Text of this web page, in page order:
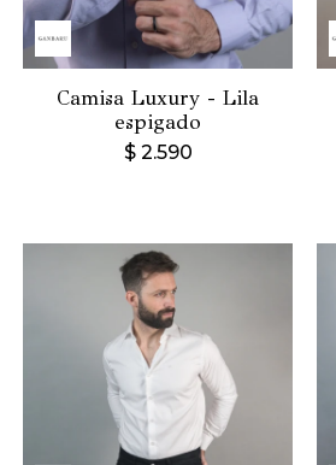
Camisa Luxury - Lila
espigado
$ 2.590